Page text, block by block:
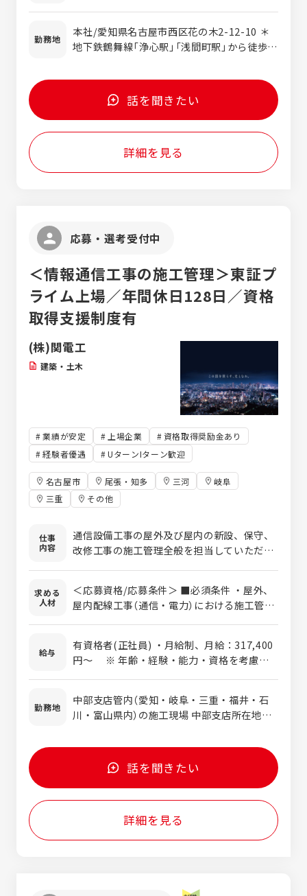
電話を外出しがちな営業スタッフに代わって
お受けする営業アシスタント業務もお願いす
す。
勤務地
本社/愛知県名古屋市西区花の木2-12-10 ＊
地下鉄鶴舞線「浄心駅」「浅間町駅」から徒歩8
う場合があります。
話を聞きたい
詳細を見る
応募・選考受付中
＜情報通信工事の施工管理＞東証プ
ライム上場／年間休日128日／資格
取得支援制度有
(株)関電工
建築・土木
業績が安定 上場企業
資格取得奨励金あり
経験者優遇
UターンIターン歓迎
名古屋市 尾張・知多 三河
岐阜
三重
その他
仕事
内容
通信設備工事の屋外及び屋内の新設、保守、
改修工事の施工管理全般を担当していただき
質管理・事務管理などを通じて、現場のモチ
ベーション・生産性を高めていく役割です。
通信事業者など、様々な関係者との折衝も担
当していただきます。 数百万円から数億円規
模の工事を手掛けており、あなたのキャリア
関電工の仕事のスタイルを学んでいただく期
間と考えています。じっくり腰を落ち着けて
求める
人材
＜応募資格/応募条件＞ ■必須条件 ・屋外、
屋内配線工事（通信・電力）における施工管理
れかの資格をお持ちの方 ・1級電気工事施工
管理技士、1級電気工事施工管理技士補、ま
たは2級電気工事施工管理技士 ・1級電気通信
工事施工管理技士、1級電気通信工事施工管
理技士補、または2級電気通信工事施工管理
・現場代理人の経験者、または、ＣＣＮＰ・
ＣＣＩＥ、ＮＷ・ＤＢスペシャリスト ■求め
る人材像 ・チャレンジ精神・好奇心旺盛な方
・目的意識・実行力のある方 ・コミュニケー
給与
有資格者(正社員) ・月給制、月給：317,400
円～ ※ 年齢・経験・能力・資格を考慮の
25歳/673万円、30歳/723万円、35歳/945
万円、40歳/1,076万円、45歳/1,123万円
験・資格により上下する可能性があります。
勤務地
中部支店管内（愛知・岐阜・三重・福井・石
川・富山県内）の施工現場 中部支店所在地：
6階 （最寄駅：伏見駅、徒歩5分） ※転勤：工
事対応で他県に出張の可能性有り（特に静
岡・長野県） 受動喫煙対策：屋内執務フロア
全面禁煙
話を聞きたい
詳細を見る